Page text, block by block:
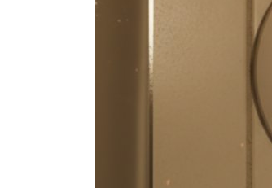
Ventilateur industriel
Ventilateur centrifuge
Ventilateur de sol
Ventilateur sur pied
Ventilateur de bureau
Extracteur d'air mural centrifuge